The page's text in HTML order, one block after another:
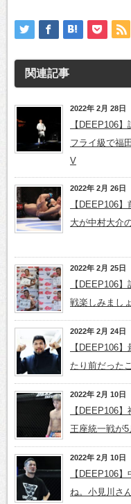
関連記事
2022年 2月 28日
【DEEP106
フライ級で福
V
2022年 2月 26日
【DEEP106
大が中村大介
2022年 2月 25日
【DEEP106
戦楽しみまし
2022年 2月 24日
【DEEP106
たり前だった
2022年 2月 10日
【DEEP106
王座統一戦が
2022年 2月 10日
【DEEP106
ね。小見川さ